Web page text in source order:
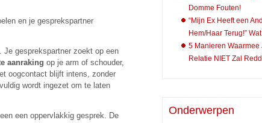
en je gesprekspartner
gesprekspartner zoekt op een
aanraking op je arm of schouder,
oogcontact blijft intens, zonder
wordt ingezet om te laten
een oppervlakkig gesprek. De
Domme Fouten!
“Mijn Ex Heeft een
Hem/Haar Terug!”
5 Manieren Waarmee
Relatie NIET Zal
Onderwerpen